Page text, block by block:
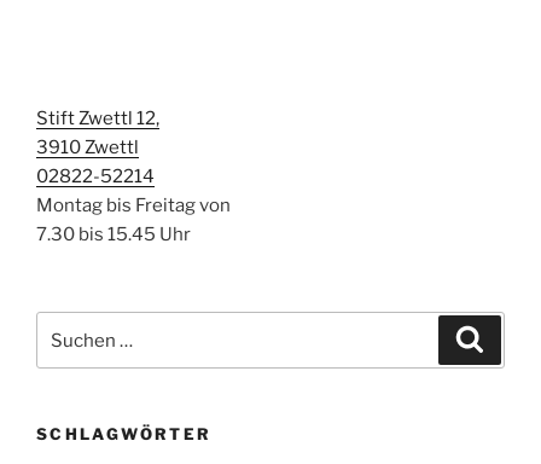
Stift Zwettl 12,
3910 Zwettl
02822-52214
Montag bis Freitag von
7.30 bis 15.45 Uhr
nach:
SCHLAGWÖRTER